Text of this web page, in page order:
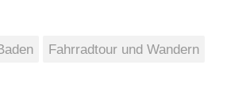
Fahrradtour und Wandern